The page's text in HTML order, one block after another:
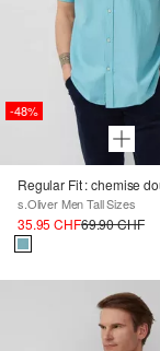
-48%
s.Oliver Men Tall Sizes
35.95 CHF69.90 CHF